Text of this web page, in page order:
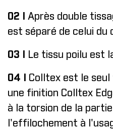
02 I
Après double
est séparé de celui du
03 I Le tissu poilu est
04 I
Colltex est le
une finition Colltex
à la torsion de la
l'effilochement à